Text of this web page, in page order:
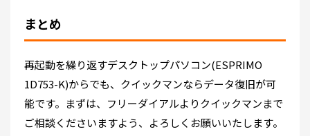
まとめ
再起動を繰り返すデスクトップパソコン(ESPRIMO
1D753-K)からでも、クイックマンならデータ復旧が可
能です。まずは、フリーダイアルよりクイックマンまで
ご相談くださいますよう、よろしくお願いいたします。